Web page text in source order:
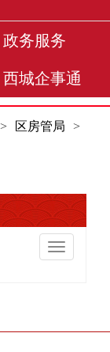
政务服务
西城企事通
> 区房管局 >
切
换